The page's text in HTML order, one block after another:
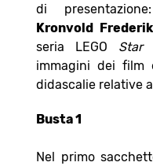
di
Kronvold
seria LEGO Star
immagini dei
didascalie relative
Busta 1
Nel primo